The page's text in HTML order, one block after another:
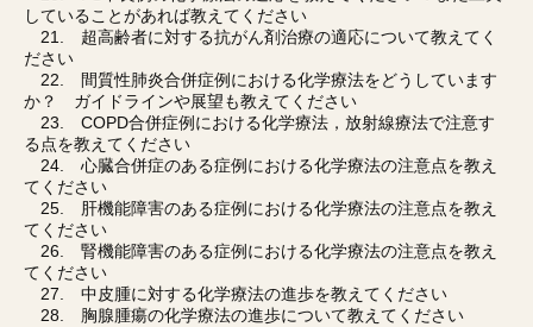
していることがあれば教えてください
21. 超高齢者に対する抗がん剤治療の適応について教えてく
ださい
22. 間質性肺炎合併症例における化学療法をどうしています
か？ ガイドラインや展望も教えてください
23. COPD合併症例における化学療法，放射線療法で注意す
る点を教えてください
24. 心臓合併症のある症例における化学療法の注意点を教え
てください
25. 肝機能障害のある症例における化学療法の注意点を教え
てください
26. 腎機能障害のある症例における化学療法の注意点を教え
てください
27. 中皮腫に対する化学療法の進歩を教えてください
28. 胸腺腫瘍の化学療法の進歩について教えてください